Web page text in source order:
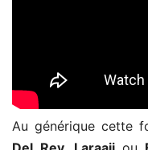
Au générique cette